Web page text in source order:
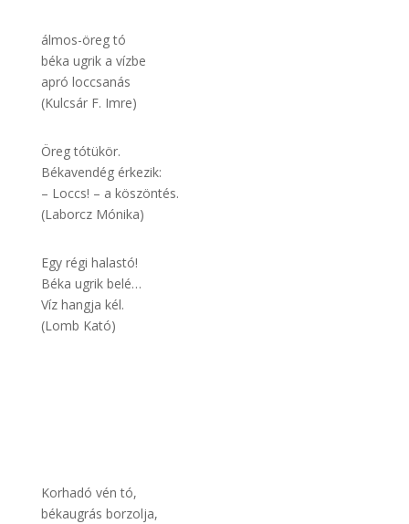
álmos-öreg tó
béka ugrik a vízbe
apró loccsanás
(Kulcsár F. Imre)
Öreg tótükör.
Békavendég érkezik:
– Loccs! – a köszöntés.
(Laborcz Mónika)
Egy régi halastó!
Béka ugrik belé…
Víz hangja kél.
(Lomb Kató)
Korhadó vén tó,
békaugrás borzolja,